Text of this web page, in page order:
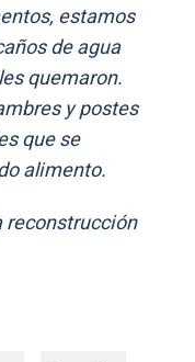
estamos
de agua
quemaron.
y postes
que se
alimento.
reconstrucción